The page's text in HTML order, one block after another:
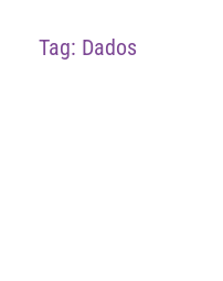
Tag: Dados